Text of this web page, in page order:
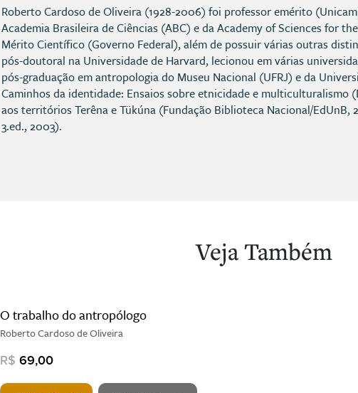
Roberto Cardoso de Oliveira (1928-2006) foi professor emérito
Academia Brasileira de Ciências (ABC) e da Academy of Sciences for
Mérito Científico (Governo Federal), além de possuir várias outras
pós-doutoral na Universidade de Harvard, lecionou em várias
pós-graduação em antropologia do Museu Nacional (UFRJ) e da
Caminhos da identidade: Ensaios sobre etnicidade e multiculturalismo
aos territórios Terêna e Tükúna (Fundação Biblioteca Nacional/
3.ed., 2003).
Veja Também
O trabalho do antropólogo
Roberto Cardoso de Oliveira
R$ 69,00